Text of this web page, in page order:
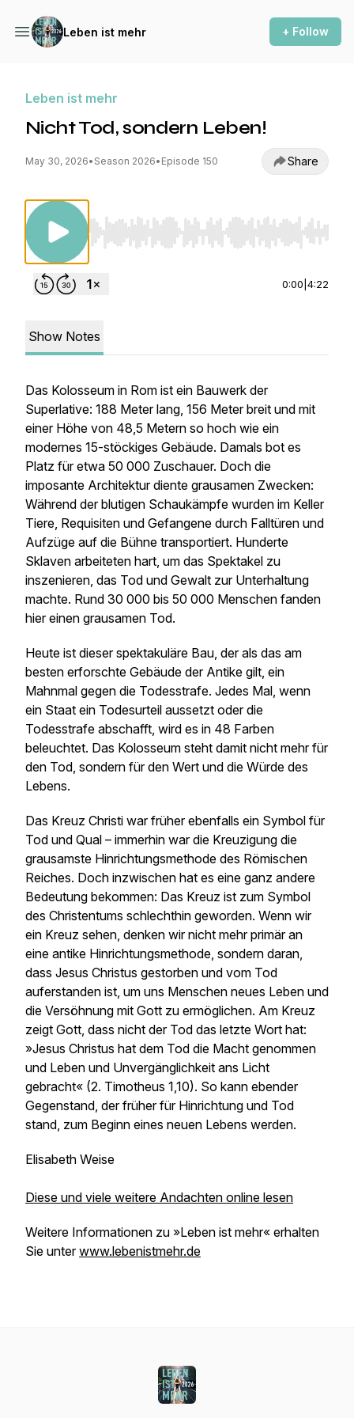
Leben ist mehr + Follow
Leben ist mehr
Nicht Tod, sondern Leben!
May 30, 2026• Season 2026• Episode 150 Share
Use Left/Right to seek, Home/End to jump
0:00 4:22
Show Notes
Das Kolosseum in Rom ist ein Bauwerk der
Superlative: 188 Meter lang, 156 Meter breit und mit
einer Höhe von 48,5 Metern so hoch wie ein
modernes 15-stöckiges Gebäude. Damals bot es
Platz für etwa 50 000 Zuschauer. Doch die
imposante Architektur diente grausamen Zwecken:
Während der blutigen Schaukämpfe wurden im Keller
Tiere, Requisiten und Gefangene durch Falltüren und
Aufzüge auf die Bühne transportiert. Hunderte
Sklaven arbeiteten hart, um das Spektakel zu
inszenieren, das Tod und Gewalt zur Unterhaltung
machte. Rund 30 000 bis 50 000 Menschen fanden
hier einen grausamen Tod.
Heute ist dieser spektakuläre Bau, der als das am
besten erforschte Gebäude der Antike gilt, ein
Mahnmal gegen die Todesstrafe. Jedes Mal, wenn
ein Staat ein Todesurteil aussetzt oder die
Todesstrafe abschafft, wird es in 48 Farben
beleuchtet. Das Kolosseum steht damit nicht mehr für
den Tod, sondern für den Wert und die Würde des
Lebens.
Das Kreuz Christi war früher ebenfalls ein Symbol für
Tod und Qual – immerhin war die Kreuzigung die
grausamste Hinrichtungsmethode des Römischen
Reiches. Doch inzwischen hat es eine ganz andere
Bedeutung bekommen: Das Kreuz ist zum Symbol
des Christentums schlechthin geworden. Wenn wir
ein Kreuz sehen, denken wir nicht mehr primär an
eine antike Hinrichtungsmethode, sondern daran,
dass Jesus Christus gestorben und vom Tod
auferstanden ist, um uns Menschen neues Leben und
die Versöhnung mit Gott zu ermöglichen. Am Kreuz
zeigt Gott, dass nicht der Tod das letzte Wort hat:
»Jesus Christus hat dem Tod die Macht genommen
und Leben und Unvergänglichkeit ans Licht
gebracht« (2. Timotheus 1,10). So kann ebender
Gegenstand, der früher für Hinrichtung und Tod
stand, zum Beginn eines neuen Lebens werden.
Elisabeth Weise
Diese und viele weitere Andachten online lesen
Weitere Informationen zu »Leben ist mehr« erhalten
Sie unterwww.lebenistmehr.de